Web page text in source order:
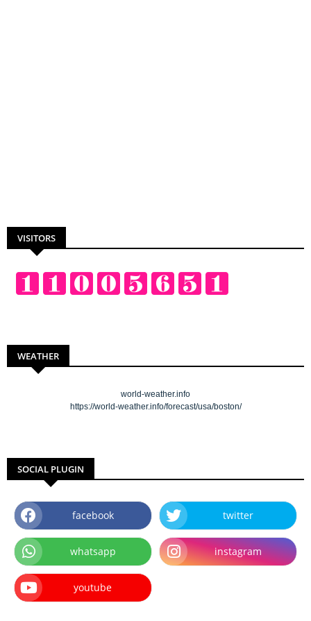
VISITORS
WEATHER
world-weather.info
https://world-weather.info/forecast/usa/boston/
SOCIAL PLUGIN
facebook twitter
whatsapp instagram
youtube